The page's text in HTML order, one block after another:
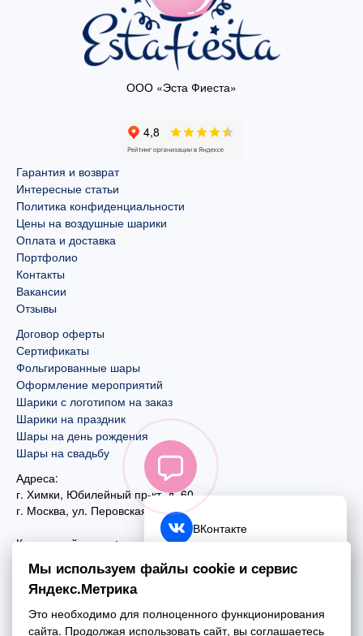
ООО «Эста Фиеста»
Гарантия и возврат
Интересные статьи
Политика конфиденциальности
Цены на воздушные шарики
Оплата и доставка
Портфолио
Контакты
Вакансии
Отзывы
Договор оферты
Сертификаты
Фольгированные шары
Оформление мероприятий
Шарики с логотипом на заказ
Шарики на праздник
Шары на день рождения
Шары на свадьбу
Адреса:
г. Химки, Юбилейный пр-кт, д. 60
г. Москва, ул. Перовская, д. 59
Контактный номер:
+7 (495) 970-44-75
Почта:
mail@esta-fiesta.ru
ВКонтакте
Telegram
Обратный звонок
Мы используем файлы cookie и сервис
Яндекс.Метрика
Это необходимо для полноценного функционирования
сайта. Продолжая использовать сайт, вы соглашаетесь